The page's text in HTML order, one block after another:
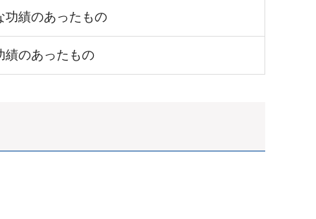
功績のあったもの
績のあったもの